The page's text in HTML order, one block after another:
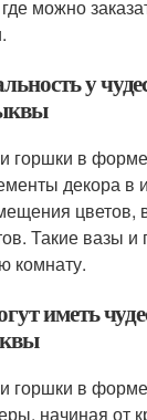
можно
у
горшки в
декора в
цветов,
Такие вазы и
комнату.
иметь
горшки в
начиная от